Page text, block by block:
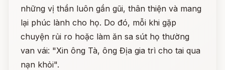
những vị thần luôn gần gũi, thân thiện và mang
lại phúc lành cho họ. Do đó, mỗi khi gặp
chuyện rủi ro hoặc làm ăn sa sút họ thường
van vái: "Xin ông Tà, ông Địa gia trì cho tai qua
nạn khỏi".